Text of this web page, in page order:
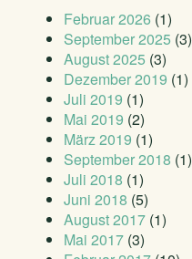
Februar 2026 (1)
September 2025 (3)
August 2025 (3)
Dezember 2019 (1)
Juli 2019 (1)
Mai 2019 (2)
März 2019 (1)
September 2018 (1)
Juli 2018 (1)
Juni 2018 (5)
August 2017 (1)
Mai 2017 (3)